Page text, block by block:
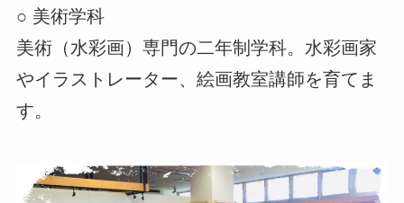
○ 美術学科
美術（水彩画）専門の二年制学科。水彩画家
やイラストレーター、絵画教室講師を育てま
す。